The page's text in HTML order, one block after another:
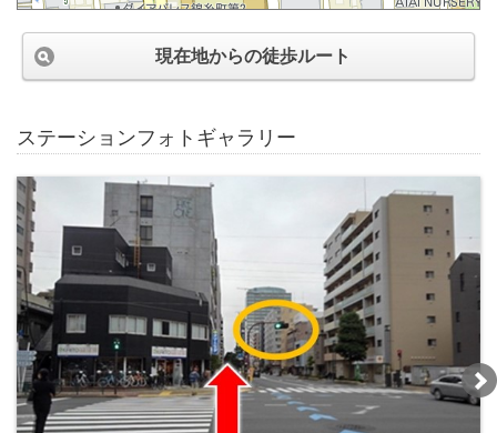
現在地からの徒歩ルート
ステーションフォトギャラリー